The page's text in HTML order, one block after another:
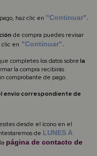
haz clic en "Continuar".
de compra puedes revisar
clic en "Continuar".
completes los datos sobrela
la compra recibirás
comprobante de pago.
envío correspondiente de
desde el ícono en el
de LUNES A
página de contacto de